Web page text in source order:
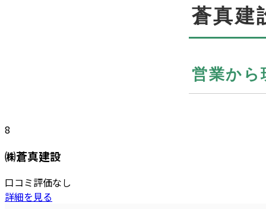
8
㈱蒼真建設
口コミ評価なし
詳細を見る